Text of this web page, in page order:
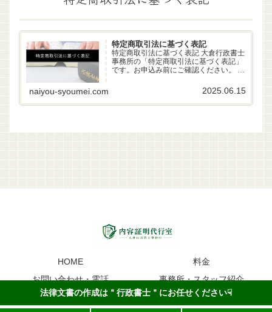
特定商取引法に基づく表記
特定商取引法に基づく表記 大倉行政書士
事務所の「特定商取引法に基づく表記」
です。お申込み前にご確認ください。 事
書士 大倉雄偉（第22261170号） 所在地
〒630-83-0252 奈良県生駒市山...
naiyou-syoumei.com 2025.06.15
HOME
料金
お問い合わせ・電話
事務所・スタッフ紹介
内容証明のイメージ
法律文書の作成は＂行政書士＂にお任せください☟